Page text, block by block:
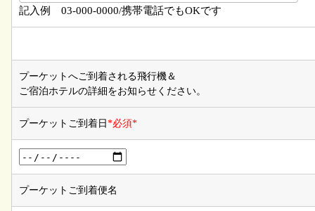
記入例 03-000-0000/携帯電話でもOKです
プーケットへご到着される飛行機＆
ご宿泊ホテルの詳細をお知らせください。
プーケットご到着日 *必須*
プーケットご到着便名